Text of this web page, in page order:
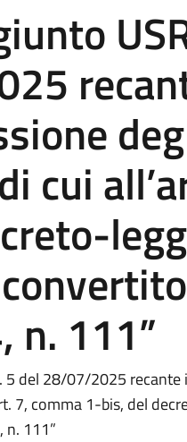
cui
n. 111”
del 28/07/2025 recante
7, comma 1-bis, del
111”